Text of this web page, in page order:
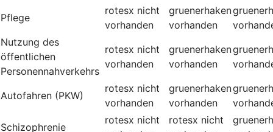
Pflege
rotesx nicht
vorhanden
gruenerhaken
vorhanden
Nutzung des
öffentlichen
Personennahverkehrs
rotesx nicht
vorhanden
gruenerhaken
vorhanden
Autofahren (PKW)
rotesx nicht
vorhanden
gruenerhaken
vorhanden
Schizophrenie
rotesx nicht
rotesx nicht